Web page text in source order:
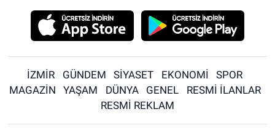
İZMİR GÜNDEM SİYASET EKONOMİ
SPOR
MAGAZİN
YAŞAM DÜNYA GENEL
RESMİ İLANLAR
RESMİ REKLAM